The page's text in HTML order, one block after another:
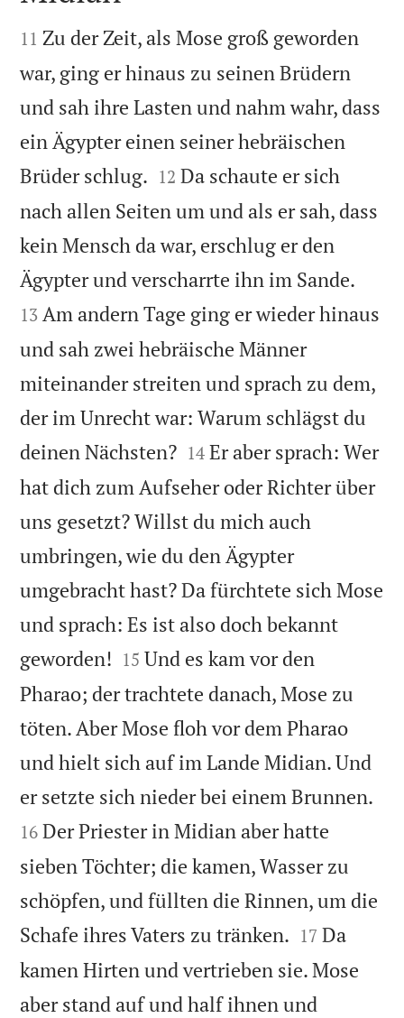


11 Zu der Zeit, als Mose groß geworden
war, ging er hinaus zu seinen Brüdern
und sah ihre Lasten und nahm wahr, dass
ein Ägypter einen seiner hebräischen
Brüder schlug. 

12 Da schaute er sich
nach allen Seiten um und als er sah, dass
kein Mensch da war, erschlug er den
Ägypter und verscharrte ihn im Sande.
13 Am andern Tage ging er wieder hinaus
und sah zwei hebräische Männer
miteinander streiten und sprach zu dem,
der im Unrecht war: Warum schlägst du
deinen Nächsten?
14 Er aber sprach: Wer
hat dich zum Aufseher oder Richter über
uns gesetzt? Willst du mich auch
umbringen, wie du den Ägypter
umgebracht hast? Da fürchtete sich Mose
und sprach: Es ist also doch bekannt
geworden! 

15 Und es kam vor den
Pharao; der trachtete danach, Mose zu
töten. Aber Mose floh vor dem Pharao
und hielt sich auf im Lande Midian. Und
er setzte sich nieder bei einem Brunnen.
16 Der Priester in Midian aber hatte
sieben Töchter; die kamen, Wasser zu
schöpfen, und füllten die Rinnen, um die
Schafe ihres Vaters zu tränken. 

17 Da
kamen Hirten und vertrieben sie. Mose
aber stand auf und half ihnen und